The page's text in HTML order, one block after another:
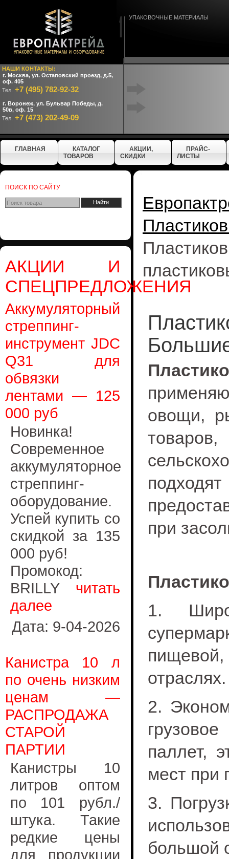
НАШИ КОНТАКТЫ:
г. Москва, ул. Остаповский проезд, д.5,
оф. 405
Тел. +7 (495) 782-92-32
г. Воронеж, ул. Бульвар Победы, д.
50в, оф. 15
Тел. +7 (473) 202-49-09
УПАКОВОЧНЫЕ МАТЕРИАЛЫ
ГЛАВНАЯ
КАТАЛОГ
ТОВАРОВ
АКЦИИ,
СКИДКИ
ПРАЙС-
ЛИСТЫ
ПОИСК ПО САЙТУ
АКЦИИ И
СПЕЦПРЕДЛОЖЕНИЯ
Аккумуляторный
стреппинг-
инструмент JDC
Q31 для
обвязки
лентами — 125
000 руб
Новинка!
Современное
аккумуляторное
стреппинг-
оборудование.
Успей купить со
скидкой за 135
000 руб!
Промокод:
BRILLY читать
далее
Дата: 9-04-2026
Канистра 10 л
по очень низким
ценам —
РАСПРОДАЖА
СТАРОЙ
ПАРТИИ
Канистры 10
литров оптом
по 101 рубл./
штука. Такие
редкие цены
для продукции
овощи,
при
1.
пищевой,
отраслях.
2.
паллет,
мест при
3.
большой